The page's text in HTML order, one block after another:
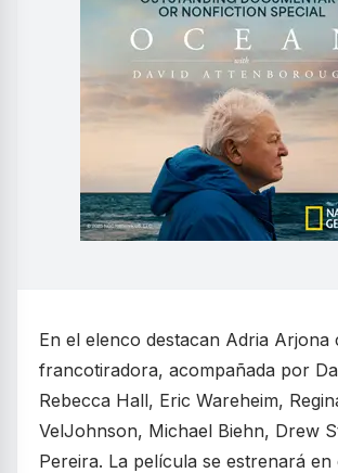
En el elenco destacan Adria Arjona
francotiradora, acompañada por
Rebecca Hall, Eric Wareheim,
VelJohnson, Michael Biehn, Drew
Pereira. La película se estrenará en